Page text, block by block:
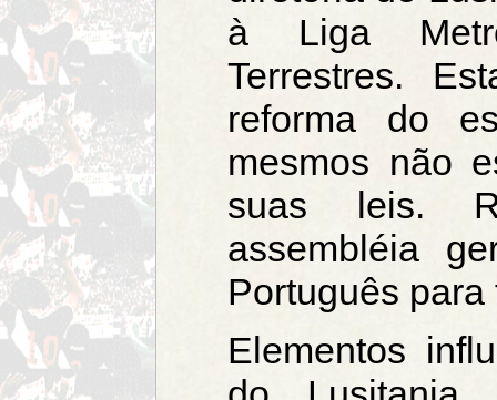
à Liga
Terrestres.
reforma do
mesmos não
suas leis.
assembléia
Português
Elementos